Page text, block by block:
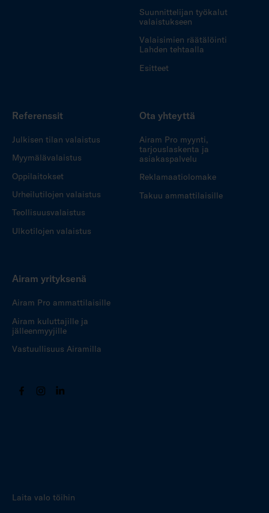
Suunnittelijan työkalut
valaistukseen
Valaisimien räätälöinti
Lahden tehtaalla
Esitteet
Referenssit
Julkisen tilan valaistus
Myymälävalaistus
Oppilaitokset
Urheilutilojen valaistus
Teollisuusvalaistus
Ulkotilojen valaistus
Ota yhteyttä
Airam Pro myynti,
tarjouslaskenta ja
asiakaspalvelu
Reklamaatiolomake
Takuu ammattilaisille
Airam yrityksenä
Airam Pro ammattilaisille
Airam kuluttajille ja
jälleenmyyjille
Vastuullisuus Airamilla
Laita valo töihin